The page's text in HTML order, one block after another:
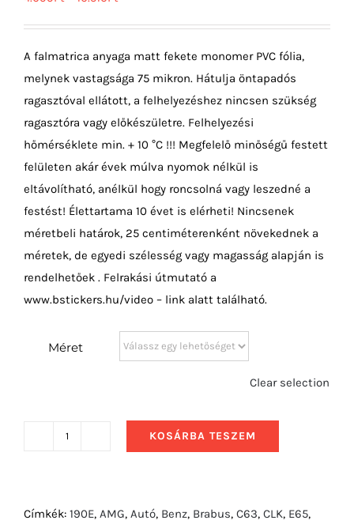
A falmatrica anyaga matt fekete monomer PVC fólia,
melynek vastagsága 75 mikron. Hátulja öntapadós
ragasztóval ellátott, a felhelyezéshez nincsen szükség
ragasztóra vagy előkészületre. Felhelyezési
hőmérséklete min. + 10 °C !!! Megfelelő minőségű festett
felületen akár évek múlva nyomok nélkül is
eltávolítható, anélkül hogy roncsolná vagy leszedné a
festést! Élettartama 10 évet is elérheti! Nincsenek
méretbeli határok, 25 centiméterenként növekednek a
méretek, de egyedi szélesség vagy magasság alapján is
rendelhetőek . Felrakási útmutató a
www.bstickers.hu/video – link alatt található.
Méret
Clear selection
CLA-
KOSÁRBA TESZEM
Címkék: 190E, AMG, Autó, Benz, Brabus, C63, CLK, E65,